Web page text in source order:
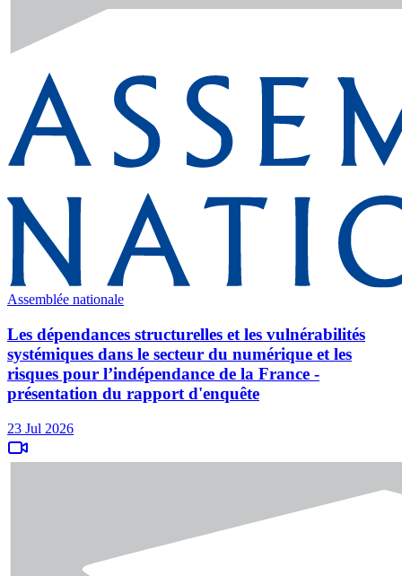
Assemblée nationale
Les dépendances structurelles et les vulnérabilités
systémiques dans le secteur du numérique et les
risques pour l’indépendance de la France -
présentation du rapport d'enquête
23 Jul 2026